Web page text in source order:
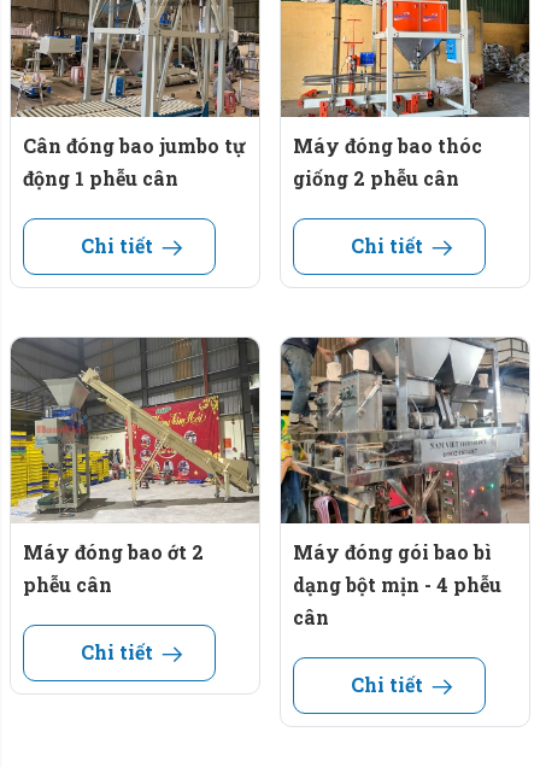
Cân đóng bao jumbo tự
động 1 phễu cân
Chi tiết
Máy đóng bao thóc
giống 2 phễu cân
Chi tiết
Máy đóng bao ớt 2
phễu cân
Chi tiết
Máy đóng gói bao bì
dạng bột mịn - 4 phễu
cân
Chi tiết